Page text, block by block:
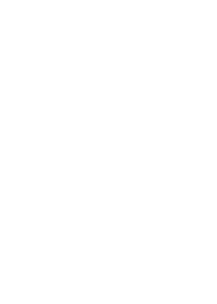
Preto